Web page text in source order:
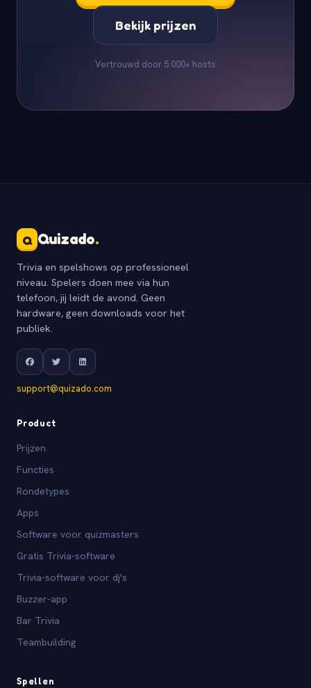
Bekijk prijzen
Vertrouwd door 5.000+ hosts
Q Quizado.
Trivia en spelshows op professioneel
niveau. Spelers doen mee via hun
telefoon, jij leidt de avond. Geen
hardware, geen downloads voor het
publiek.
support@quizado.com
Product
Prijzen
Functies
Rondetypes
Apps
Software voor quizmasters
Gratis Trivia-software
Trivia-software voor dj's
Buzzer-app
Bar Trivia
Teambuilding
Spellen